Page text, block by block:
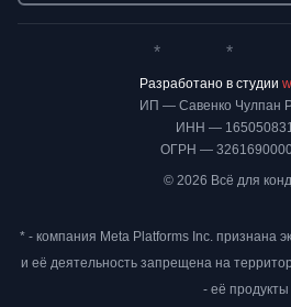
ИП — Савенко Чулпан
ИНН —
ОГРН —
© 2026 Всё для
* *
Разработано в студии
* - компания Meta Platforms Inc. признана
и её деятельность запрещена на
- её продукты